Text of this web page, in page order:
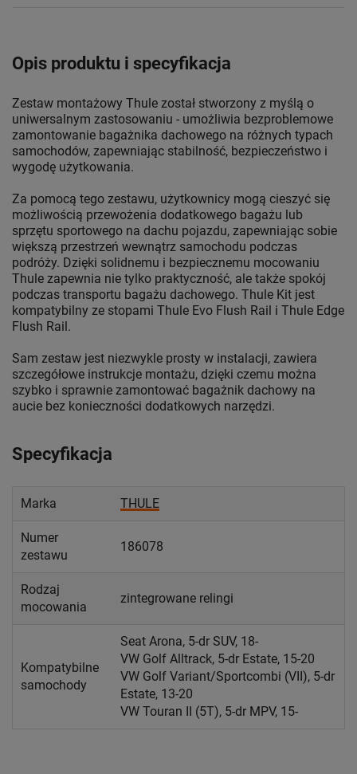
Opis produktu i specyfikacja
Zestaw montażowy Thule został stworzony z myślą o
uniwersalnym zastosowaniu - umożliwia bezproblemowe
zamontowanie bagażnika dachowego na różnych typach
samochodów, zapewniając stabilność, bezpieczeństwo i
wygodę użytkowania.
Za pomocą tego zestawu, użytkownicy mogą cieszyć się
możliwością przewożenia dodatkowego bagażu lub
sprzętu sportowego na dachu pojazdu, zapewniając sobie
większą przestrzeń wewnątrz samochodu podczas
podróży. Dzięki solidnemu i bezpiecznemu mocowaniu
Thule zapewnia nie tylko praktyczność, ale także spokój
podczas transportu bagażu dachowego. Thule Kit jest
kompatybilny ze stopami Thule Evo Flush Rail i Thule Edge
Flush Rail.
Sam zestaw jest niezwykle prosty w instalacji, zawiera
szczegółowe instrukcje montażu, dzięki czemu można
szybko i sprawnie zamontować bagażnik dachowy na
aucie bez konieczności dodatkowych narzędzi.
Specyfikacja
Marka THULE
Numer
zestawu
186078
Rodzaj
mocowania
zintegrowane relingi
Kompatybilne
samochody
Seat Arona, 5-dr SUV, 18-
VW Golf Alltrack, 5-dr Estate, 15-20
VW Golf Variant/Sportcombi (VII), 5-dr
Estate, 13-20
VW Touran II (5T), 5-dr MPV, 15-